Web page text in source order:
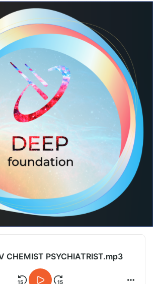
CHEMIST PSYCHIATRIST.mp3